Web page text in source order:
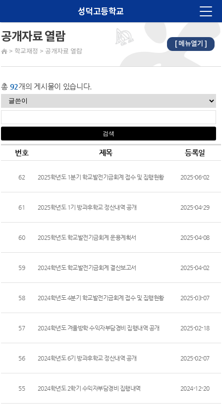
성덕고등학교
알림마당
학습마당
학생마당
학부모마당
열린광장
공개자료 열람
> 학교재정 >공개자료 열람
[ 메뉴열기 ]
총 92개의 게시물이 있습니다.
번호 제목 등록일
62 2025학년도 1분기 학교발전기금회계 접수 및 집행현황 2025-06-02
61 2025학년도 1기 방과후학교 정산내역 공개 2025-04-29
60 2025학년도 학교발전기금회계 운용계획서 2025-04-08
59 2024학년도 학교발전기금회계 결산보고서 2025-04-02
58 2024학년도 4분기 학교발전기금회계 접수 및 집행현황 2025-03-07
57 2024학년도 겨울방학 수익자부담경비 집행내역 공개 2025-02-18
56 2024학년도 6기 방과후학교 정산내역 공개 2025-02-07
55 2024학년도 2학기 수익자부담경비 집행내역 2024-12-20